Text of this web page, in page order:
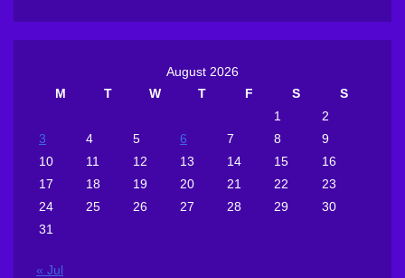
August 2026
M
T W T F S
S
1
2
3
4 5 6 7 8
9
10
11 12 13 14 15
16
17
18 19 20 21 22
23
24
25 26 27 28 29
30
31
« Jul